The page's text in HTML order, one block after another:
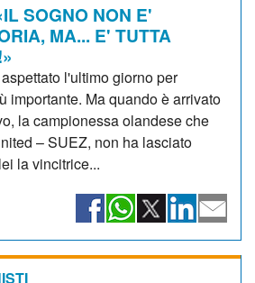
SOGNO NON E'
MA... E' TUTTA
l'ultimo giorno per
importante. Ma quando è arrivato
la campionessa olandese che
– SUEZ, non ha lasciato
la vincitrice...